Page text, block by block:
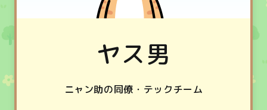
ヤス男
ニャン助の同僚・テックチーム